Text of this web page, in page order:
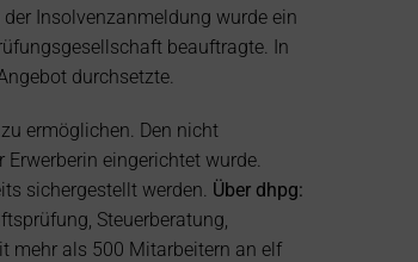
Insolvenzanmeldung wurde ein
beauftragte. In
durchsetzte.
ermöglichen. Den nicht
eingerichtet wurde.
sichergestellt werden. Über dhpg:
Steuerberatung,
mehr als 500 Mitarbeitern an elf